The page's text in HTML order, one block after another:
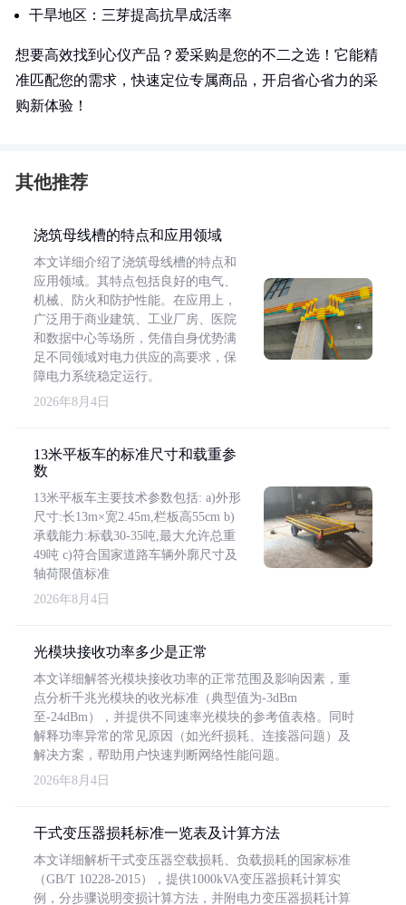
干旱地区：三芽提高抗旱成活率
想要高效找到心仪产品？爱采购是您的不二之选！它能精
准匹配您的需求，快速定位专属商品，开启省心省力的采
购新体验！
其他推荐
浇筑母线槽的特点和应用领域
本文详细介绍了浇筑母线槽的特点和
应用领域。其特点包括良好的电气、
机械、防火和防护性能。在应用上，
广泛用于商业建筑、工业厂房、医院
和数据中心等场所，凭借自身优势满
足不同领域对电力供应的高要求，保
障电力系统稳定运行。
2026年8月4日
13米平板车的标准尺寸和载重参
数
13米平板车主要技术参数包括: a)外形
尺寸:长13m×宽2.45m,栏板高55cm b)
承载能力:标载30-35吨,最大允许总重
49吨 c)符合国家道路车辆外廓尺寸及
轴荷限值标准
2026年8月4日
光模块接收功率多少是正常
本文详细解答光模块接收功率的正常范围及影响因素，重
点分析千兆光模块的收光标准（典型值为-3dBm
至-24dBm），并提供不同速率光模块的参考值表格。同时
解释功率异常的常见原因（如光纤损耗、连接器问题）及
解决方案，帮助用户快速判断网络性能问题。
2026年8月4日
干式变压器损耗标准一览表及计算方法
本文详细解析干式变压器空载损耗、负载损耗的国家标准
（GB/T 10228-2015），提供1000kVA变压器损耗计算实
例，分步骤说明变损计算方法，并附电力变压器损耗计算